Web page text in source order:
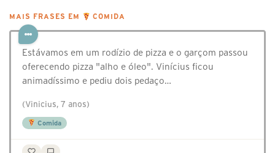
MAIS FRASES EM COMIDA
Estávamos em um rodízio de pizza e o garçom passou
oferecendo pizza "alho e óleo". Vinícius ficou
animadíssimo e pediu dois pedaço…
(Vinicius, 7 anos)
Comida